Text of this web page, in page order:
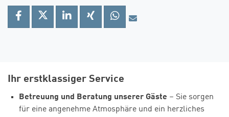
Ihr erstklassiger Service
Betreuung und Beratung unserer Gäste – Sie sorgen
für eine angenehme Atmosphäre und ein herzliches